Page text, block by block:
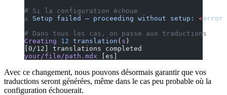
# Si la configuration échoue
⚠ Setup failed — proceeding without setup: <error
# Dans tous les cas, on passe aux traductions
Creating 12 translation ( s )
[0/12] translations completed
your/file/path.mdx [es]
Avec ce changement, nous pouvons désormais garantir que vos
traductions seront générées, même dans le cas peu probable où la
configuration échouerait.